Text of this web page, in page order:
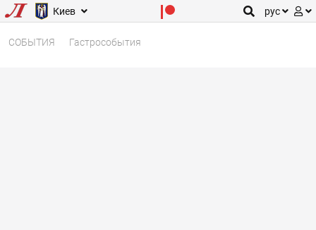
Киев рус
СОБЫТИЯ Гастрособытия